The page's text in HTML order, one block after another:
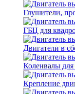
Глушители,
ГБЦ для
Двигатели в
Коленвалы
Крепление